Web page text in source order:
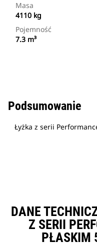
Masa
4110 kg
Pojemność
7.3 m³
Podsumowanie
Łyżka z serii
DANE
Z SERII
PŁASKIM